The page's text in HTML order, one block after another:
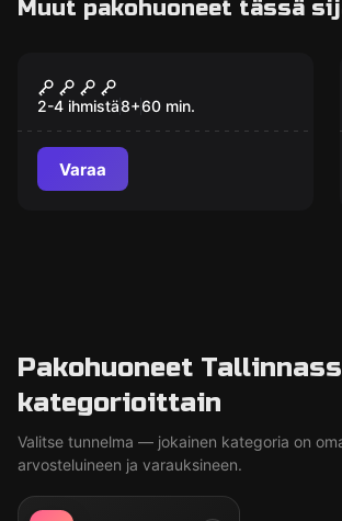
Muut pakohuoneet tässä
TRUST
2-4 ihmistä8+60 min.
Varaa
Pakohuoneet
kategorioittain
Valitse tunnelma — jokainen kategoria on
arvosteluineen ja varauksineen.